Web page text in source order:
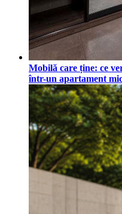
Mobilă care ține: ce
într-un apartament